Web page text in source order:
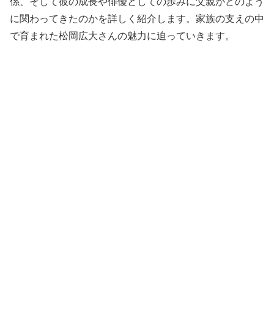
に関わってきたのかを詳しく紹介します。家族の支えの中
で育まれた松岡広大さんの魅力に迫っていきます。